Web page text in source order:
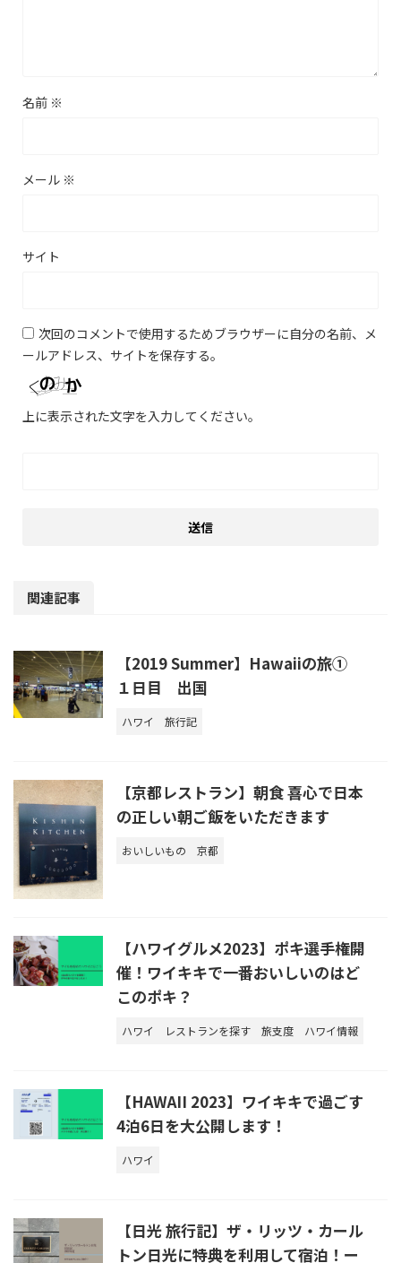
名前 ※
メール ※
サイト
次回のコメントで使用するためブラウザーに自分の名前、メ
ールアドレス、サイトを保存する。
上に表示された文字を入力してください。
関連記事
【2019 Summer】Hawaiiの旅①
１日目 出国
ハワイ 旅行記
【京都レストラン】朝食 喜心で日本
の正しい朝ご飯をいただきます
おいしいもの 京都
【ハワイグルメ2023】ポキ選手権開
催！ワイキキで一番おいしいのはど
このポキ？
ハワイ レストランを探す 旅支度 ハワイ情報
【HAWAII 2023】ワイキキで過ごす
4泊6日を大公開します！
ハワイ
【日光 旅行記】ザ・リッツ・カール
トン日光に特典を利用して宿泊！ー